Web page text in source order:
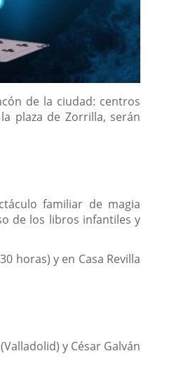
de la ciudad: centros
plaza de Zorrilla, serán
familiar de magia
de los libros infantiles y
horas) y en Casa Revilla
y César Galván